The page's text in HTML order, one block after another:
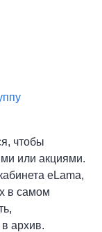
чтобы
или акциями.
eLama,
в самом
в архив.